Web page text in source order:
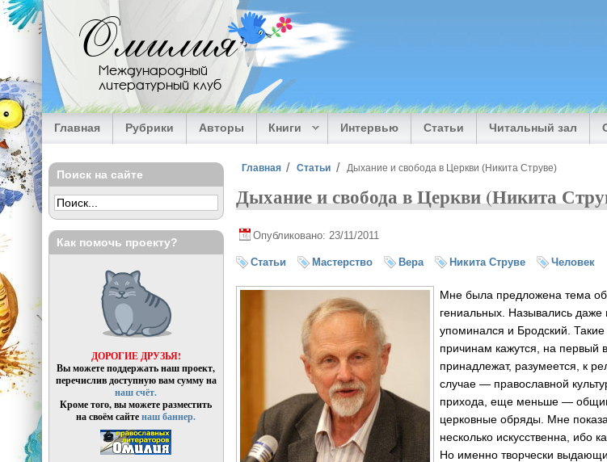
Перейти к основному содержанию
Омилия
Международный
литературный клуб
Главная Рубрики Авторы Книги Интервью Статьи Читальный зал
Вы здесь
Главная Статьи Дыхание и свобода в Церкви (Никита Струве)
Дыхание и свобода в Церкви (Никита
Опубликовано: 23/11/2011
Статьи Мастерство Вера Никита Струве Человек
Мне была предложена тема
гениальных. Назывались
упоминался и Бродский.
причинам кажутся, на первый
принадлежат, разумеется, к
случае — православной
прихода, еще меньше —
церковные обряды. Мне
несколько искусственна, ибо
Но именно творчески
Поиск на сайте
Как помочь проекту?
ДОРОГИЕ ДРУЗЬЯ!
Вы можете поддержать наш проект,
перечислив доступную вам сумму на
наш счёт.
Кроме того, вы можете разместить
на своём сайтенаш баннер.